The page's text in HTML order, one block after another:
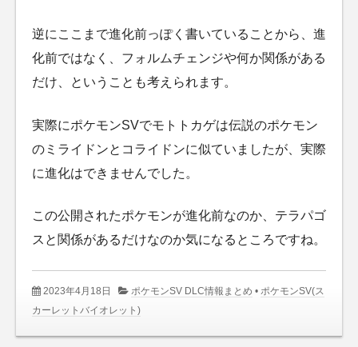
逆にここまで進化前っぽく書いていることから、進
化前ではなく、フォルムチェンジや何か関係がある
だけ、ということも考えられます。
実際にポケモンSVでモトトカゲは伝説のポケモン
のミライドンとコライドンに似ていましたが、実際
に進化はできませんでした。
この公開されたポケモンが進化前なのか、テラパゴ
スと関係があるだけなのか気になるところですね。
2023年4月18日 ポケモンSV DLC情報まとめ • ポケモンSV(ス
カーレットバイオレット)